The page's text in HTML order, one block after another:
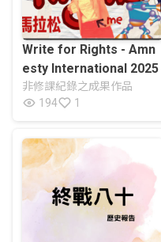
Write for Rights - Amn
esty International 2025
非修課紀錄之成果作品
194
1